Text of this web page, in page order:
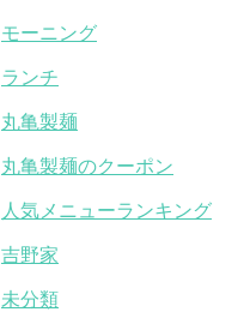
モーニング
ランチ
丸亀製麺
丸亀製麺のクーポン
人気メニューランキング
吉野家
未分類